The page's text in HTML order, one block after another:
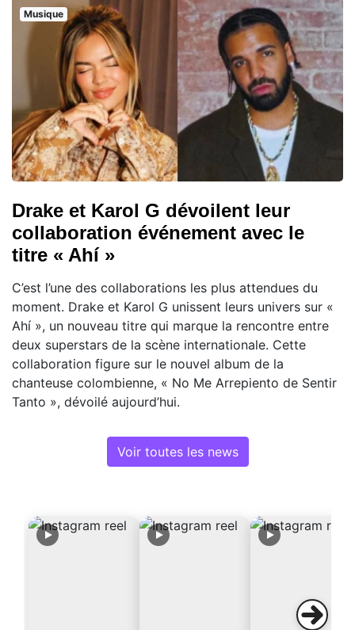
Musique
Drake et Karol G dévoilent leur
collaboration événement avec le
titre « Ahí »
C’est l’une des collaborations les plus attendues du
moment. Drake et Karol G unissent leurs univers sur «
Ahí », un nouveau titre qui marque la rencontre entre
deux superstars de la scène internationale. Cette
collaboration figure sur le nouvel album de la
chanteuse colombienne, « No Me Arrepiento de Sentir
Tanto », dévoilé aujourd’hui.
Voir toutes les news